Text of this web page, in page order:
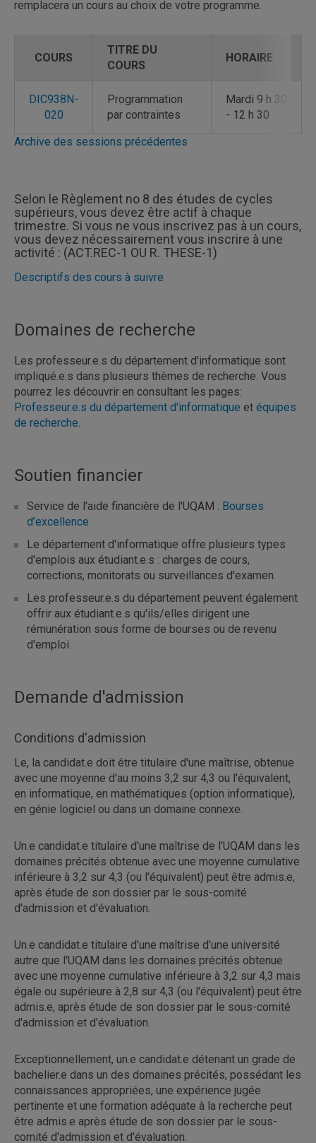
remplacera un cours au choix de votre programme.
COURS
TITRE DU
COURS
HORAIRE
DIC938N-
020
Programmation
par contraintes
Mardi 9 h 30
- 12 h 30
COURS
TITRE DU
COURS
HORAIRE
Archive des sessions précédentes
Selon le Règlement no 8 des études de cycles
supérieurs, vous devez être actif à chaque
trimestre. Si vous ne vous inscrivez pas à un cours,
vous devez nécessairement vous inscrire à une
activité : (ACT.REC-1 OU R. THESE-1)
Descriptifs des cours à suivre
Domaines de recherche
Les professeur.e.s du département d'informatique sont
impliqué.e.s dans plusieurs thèmes de recherche. Vous
pourrez les découvrir en consultant les pages:
Professeur.e.s du département d'informatique et équipes
de recherche.
Soutien financier
Service de l'aide financière de l'UQAM : Bourses
d’excellence
Le département d'informatique offre plusieurs types
d'emplois aux étudiant.e.s : charges de cours,
corrections, monitorats ou surveillances d'examen.
Les professeur.e.s du département peuvent également
offrir aux étudiant.e.s qu'ils/elles dirigent une
rémunération sous forme de bourses ou de revenu
d'emploi.
Demande d'admission
Conditions d'admission
Le, la candidat.e doit être titulaire d'une maîtrise, obtenue
avec une moyenne d'au moins 3,2 sur 4,3 ou l'équivalent,
en informatique, en mathématiques (option informatique),
en génie logiciel ou dans un domaine connexe.
Un.e candidat.e titulaire d'une maîtrise de l'UQAM dans les
domaines précités obtenue avec une moyenne cumulative
inférieure à 3,2 sur 4,3 (ou l'équivalent) peut être admis.e,
après étude de son dossier par le sous-comité
d'admission et d'évaluation.
Un.e candidat.e titulaire d'une maîtrise d'une université
autre que l'UQAM dans les domaines précités obtenue
avec une moyenne cumulative inférieure à 3,2 sur 4,3 mais
égale ou supérieure à 2,8 sur 4,3 (ou l'équivalent) peut être
admis.e, après étude de son dossier par le sous-comité
d'admission et d'évaluation.
Exceptionnellement, un.e candidat.e détenant un grade de
bachelier.e dans un des domaines précités, possédant les
connaissances appropriées, une expérience jugée
pertinente et une formation adéquate à la recherche peut
être admis.e après étude de son dossier par le sous-
comité d'admission et d'évaluation.